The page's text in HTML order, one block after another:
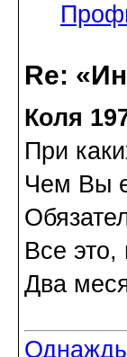
Re:
Коля
При
Чем Вы
Все это,
Два